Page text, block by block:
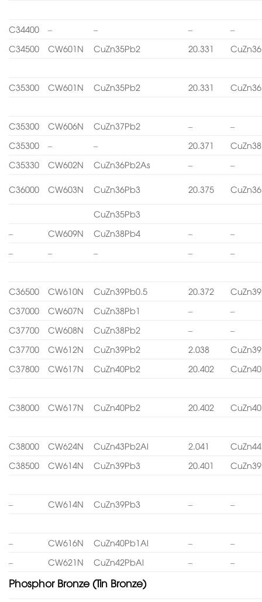
C34400 – – –
–
C34500
CW601N CuZn35Pb2 20.331
C35300 CW601N CuZn35Pb2 20.331
C35300 CW606N CuZn37Pb2 –
–
C35300
– – 20.371
C35330
CW602N CuZn36Pb2As – –
C36000 CW603N CuZn36Pb3 20.375
CuZn35Pb3
–
CW609N CuZn38Pb4 –
–
–
– – – –
C36500 CW610N CuZn39Pb0.5 20.372
C37000
CW607N CuZn38Pb1 –
–
C37700
CW608N CuZn38Pb2 –
–
C37700
CW612N CuZn39Pb2 2.038
C37800
CW617N CuZn40Pb2 20.402
C38000 CW617N CuZn40Pb2 20.402
C38000 CW624N CuZn43Pb2Al 2.041
C38500
CW614N CuZn39Pb3 20.401
– CW614N CuZn39Pb3 – –
– CW616N CuZn40Pb1Al –
–
–
CW621N CuZn42PbAl – –
Phosphor Bronze (Tin Bronze)